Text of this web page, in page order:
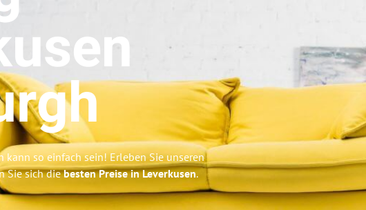
kann so einfach sein! Erleben Sie unseren
Sie sich diebesten Preise in Leverkusen.